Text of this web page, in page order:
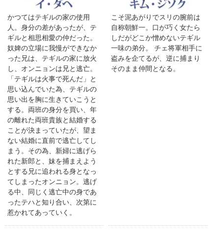
かつてはテギルの家の使用
人。身分の差があったが、テ
ギルと相思相愛の仲だった。
奴婢の立場に我慢ができなか
った兄は、テギルの家に放火
し、オンニョンは兄と逃亡。
「テギルは火事で死んだ」と
思い込んでいた為、テギルの
思い出を胸に生きていこうと
する。両班の身分を買い、年
の離れた両班貴族と結婚する
ことが決まっていたが、望ま
ない結婚に直前で逃亡してし
まう。その為、新婦に逃げら
れた新郎と、妹を捕まえよう
とする兄に追われる身となっ
てしまったオンニョン。逃げ
る中、同じく逃亡中の身であ
ったテハと知り合い、次第に
惹かれてあっていく。
こそ泥あがりでスリの腕前は
自称朝鮮一。口が巧く女たら
しだがどこか憎めないテギル
一味の弟分。 チェ将軍相手に
盗みを企てるが、逆に捕まり
そのまま仲間となる。